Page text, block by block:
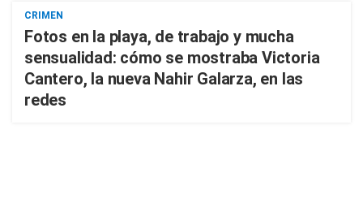
CRIMEN
Fotos en la playa, de trabajo y mucha
sensualidad: cómo se mostraba Victoria
Cantero, la nueva Nahir Galarza, en las
redes